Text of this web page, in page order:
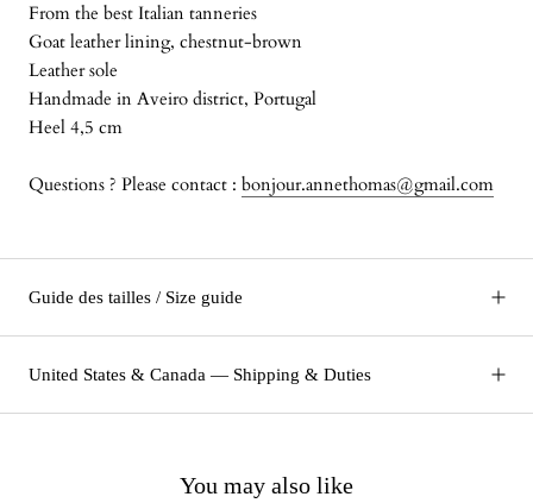
From the best Italian tanneries
Goat leather lining, chestnut-brown
Leather sole
Handmade in Aveiro district, Portugal
Heel 4,5 cm
Questions ? Please contact : bonjour.annethomas@gmail.com
Guide des tailles / Size guide
United States & Canada — Shipping & Duties
You may also like